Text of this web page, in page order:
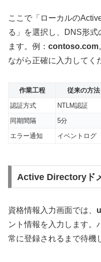
ここで「ローカルの
る」を選択し、DNS形
ます。例： contoso.com
ながら正確に入力してく
作業工程 従来の方法
認証方式
NTLM認証
同期間隔
5分
エラー通知
イベントログ
Active Directoryド
資格情報入力画面では、
ント情報を入力します。
常に登録されるまで待機